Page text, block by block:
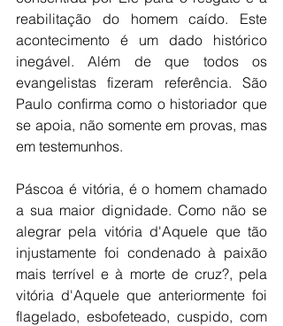
reabilitação do homem caído. Este
acontecimento é um dado histórico
inegável. Além de que todos os
evangelistas fizeram referência. São
Paulo confirma como o historiador que
se apoia, não somente em provas, mas
em testemunhos.
Páscoa é vitória, é o homem chamado
a sua maior dignidade. Como não se
alegrar pela vitória d'Aquele que tão
injustamente foi condenado à paixão
mais terrível e à morte de cruz?, pela
vitória d'Aquele que anteriormente foi
flagelado, esbofeteado, cuspido, com